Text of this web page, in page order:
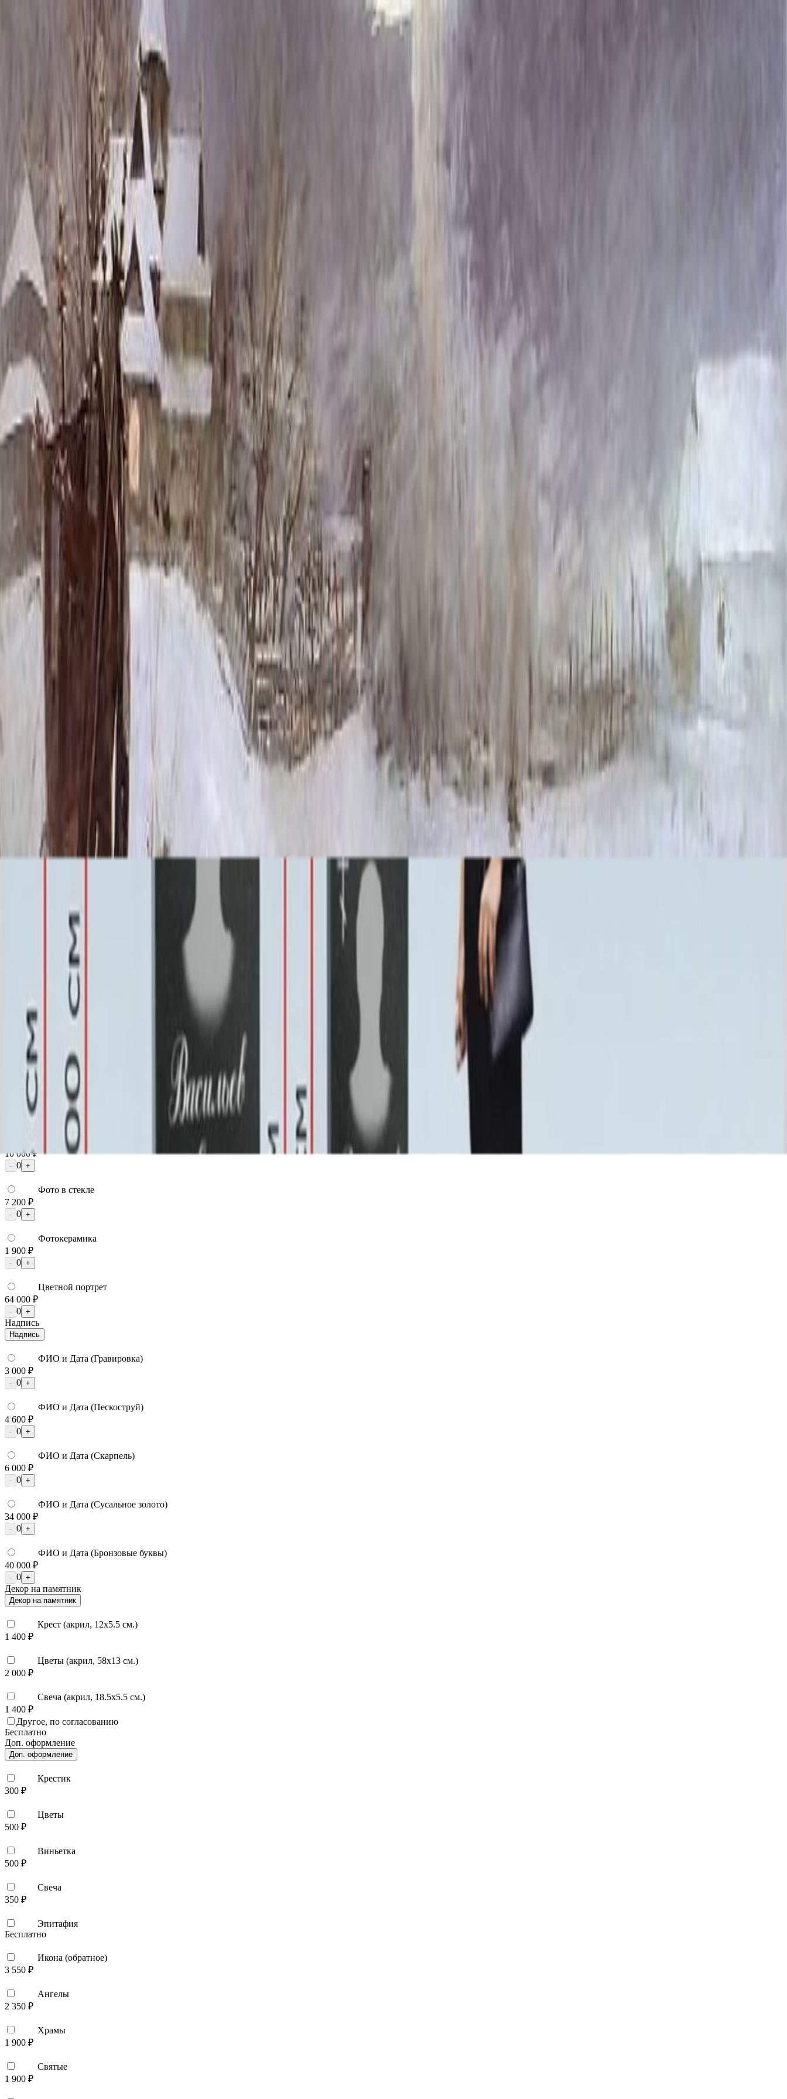
Блог Гарантия
Услуги
Контакты
Скидка 5.00% на Надгробные плиты
Скидка 5.00% на Надгробные плиты
Памятник ММ/D-3233 с крестом
Памятники По форме С крестом Памятник ММ/D-3233 с крестом
68 683
Быстрый заказ
Памятник ММ/D-3233 с крестом
68 683 ₽
Выбор атрибутов
Размер стела и крест тумба
Размер стела и крест тумба
110x50x5 12x60x15
73 458 ₽
150x50x5 12x60x15
86 358 ₽
110x50x8 15x60x20
99 720 ₽
150x50x10 15x60x20
110x50x20 20x60x30
100 x 50 x 5
100 x 50 x 10
100 x 60 x 5
100 x 60 x 8
18 720 ₽
23 920 ₽
Гравировка
4 500 ₽
+
Ручная гравировка
10 000 ₽
- 0 +
Фото в стекле
7 200 ₽
- 0 +
Фотокерамика
1 900 ₽
- 0 +
Цветной портрет
64 000 ₽
- 0 +
Надпись
Надпись
ФИО и Дата (Гравировка)
3 000 ₽
- 0 +
ФИО и Дата (Пескоструй)
4 600 ₽
- 0 +
ФИО и Дата (Скарпель)
6 000 ₽
- 0 +
ФИО и Дата (Сусальное золото)
34 000 ₽
- 0 +
ФИО и Дата (Бронзовые буквы)
40 000 ₽
- 0 +
Декор на памятник
Декор на памятник
Крест (акрил, 12х5.5 см.)
1 400 ₽
Цветы (акрил, 58х13 см.)
2 000 ₽
Свеча (акрил, 18.5х5.5 см.)
1 400 ₽
Другое, по согласованию
Бесплатно
Доп. оформление
Доп. оформление
Крестик
300 ₽
Цветы
500 ₽
Виньетка
500 ₽
Свеча
350 ₽
Эпитафия
Бесплатно
Икона (обратное)
3 550 ₽
Ангелы
2 350 ₽
Храмы
1 900 ₽
Святые
1 900 ₽